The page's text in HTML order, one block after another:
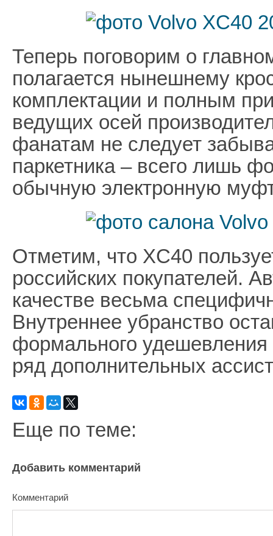
Теперь поговорим о
полагается нынешнему
комплектации и полным
ведущих осей
фанатам не следует
паркетника – всего лишь
обычную электронную
Отметим, что XC40
российских покупателей.
качестве весьма
Внутреннее убранство
формального
ряд дополнительных
Еще по теме:
Добавить комментарий
Комментарий